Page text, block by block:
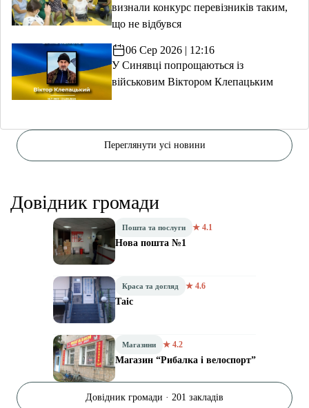
визнали конкурс перевізників таким,
що не відбувся
06 Сер 2026 | 12:16
У Синявці попрощаються із
військовим Віктором Клепацьким
Переглянути усі новини
Довідник громади
Пошта та послуги ★ 4.1
Нова пошта №1
Краса та догляд ★ 4.6
Таіс
Магазини ★ 4.2
Магазин “Рибалка і велоспорт”
Довідник громади · 201 закладів